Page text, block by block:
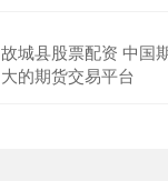
故城县股票配资 中国
大的期货交易平台